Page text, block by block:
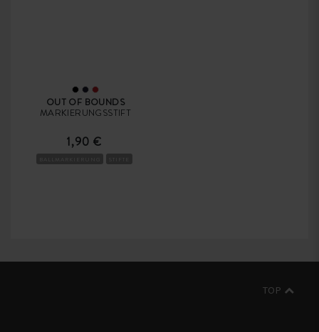
OUT OF BOUNDS
MARKIERUNGSSTIFT
1,90 €
TOP